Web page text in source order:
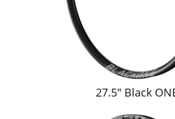
27.5" Black